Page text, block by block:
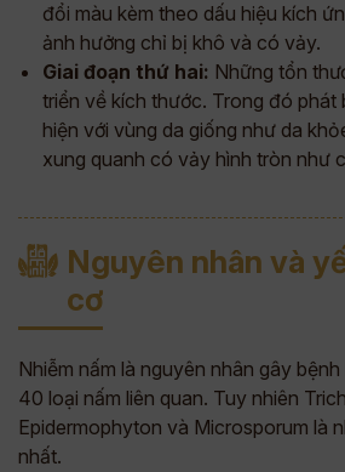
đổi màu kèm theo dấu hiệu kích
ảnh hưởng chỉ bị khô và có vảy.
Giai đoạn thứ hai: Những tổn
triển về kích thước. Trong đó phát
hiện với vùng da giống như da
xung quanh có vảy hình tròn như
Nguyên nhân và
cơ
Nhiễm nấm là nguyên nhân gây
40 loại nấm liên quan. Tuy nhiên
Epidermophyton và Microsporum là
nhất.